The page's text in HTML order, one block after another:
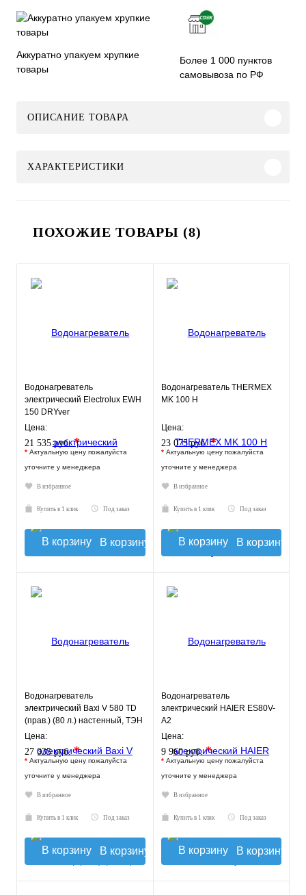
Аккуратно упакуем хрупкие
товары
Более 1 000 пунктов
самовывоза по РФ
ОПИСАНИЕ ТОВАРА
ХАРАКТЕРИСТИКИ
ПОХОЖИЕ ТОВАРЫ (8)
Водонагреватель
электрический Electrolux EWH
150 DRYver
Цена:
21 535 руб.*
* Актуальную цену пожалуйста
уточните у менеджера
В избранное
Купить в 1 клик Под заказ
В корзину
Водонагреватель THERMEX
MK 100 H
Цена:
23 075 руб.*
* Актуальную цену пожалуйста
уточните у менеджера
В избранное
Купить в 1 клик Под заказ
В корзину
Водонагреватель
электрический Baxi V 580 TD
(прав.) (80 л.) настенный, ТЭН
1,5 кВт.
Цена:
27 035 руб.*
* Актуальную цену пожалуйста
уточните у менеджера
В избранное
Купить в 1 клик Под заказ
В корзину
Водонагреватель
электрический HAIER ES80V-
A2
Цена:
9 960 руб.*
* Актуальную цену пожалуйста
уточните у менеджера
В избранное
Купить в 1 клик Под заказ
В корзину